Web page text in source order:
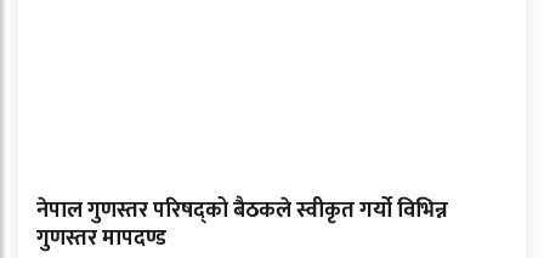
नेपाल गुणस्तर परिषद्को बैठकले स्वीकृत गर्यो विभिन्न
गुणस्तर मापदण्ड